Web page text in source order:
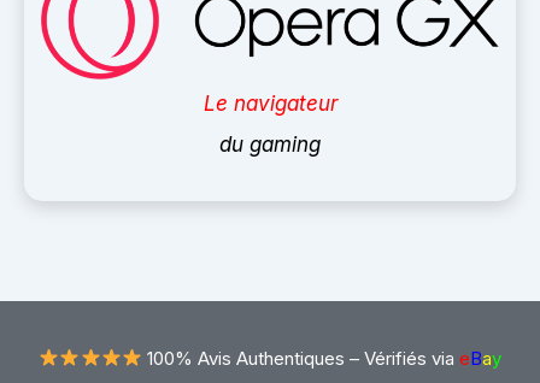
Le navigateur
du gaming
100% Avis Authentiques – Vérifiés via eBay